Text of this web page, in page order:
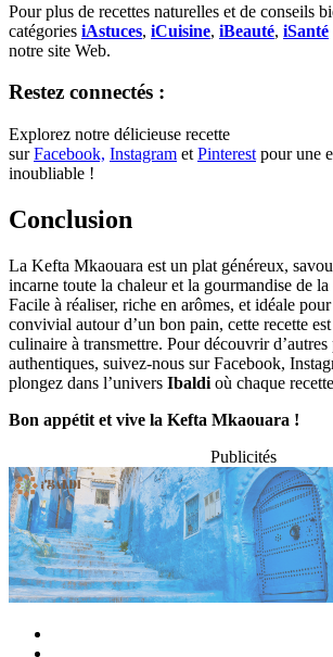
Pour plus de recettes naturelles et de conseils
catégories iAstuces, iCuisine, iBeauté, iSanté
notre site Web.
Restez connectés :
Explorez notre délicieuse recette
surFacebook, Instagram et Pinterest pour une
inoubliable !
Conclusion
La Kefta Mkaouara est un plat généreux,
incarne toute la chaleur et la gourmandise de
Facile à réaliser, riche en arômes, et idéale
convivial autour d’un bon pain, cette recette
culinaire à transmettre. Pour découvrir d’autres
authentiques, suivez-nous sur Facebook,
plongez dans l’univers Ibaldi où chaque
Bon appétit et vive la Kefta Mkaouara !
Publicités